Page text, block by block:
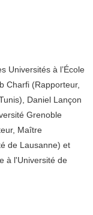
Universités à l’École
Charfi (Rapporteur,
Daniel Lançon
Grenoble
Maître
de Lausanne) et
à l'Université de